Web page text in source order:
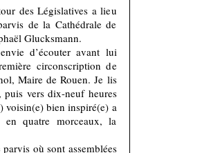
des Législatives a lieu
de la Cathédrale de
Glucksmann.
d’écouter avant lui
circonscription de
Maire de Rouen. Je lis
puis vers dix-neuf heures
voisin(e) bien inspiré(e) a
quatre morceaux, la
où sont assemblées